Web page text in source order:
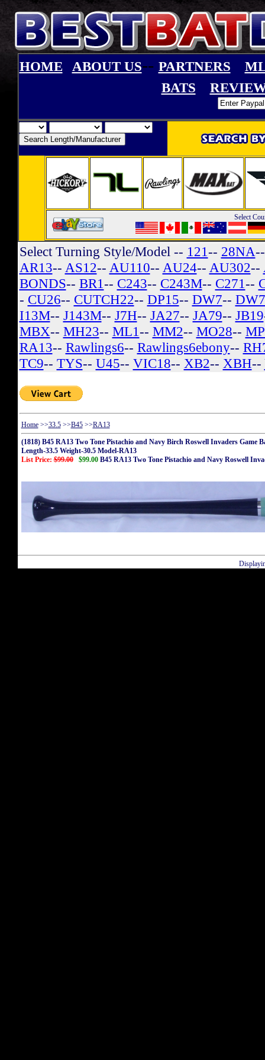
HOME ABOUT US-- PARTNERS
BATS
Select
Select Turning Style/Model -- 121-- 28NA
AR13-- AS12-- AU110-- AU24-- AU302--
BONDS-- BR1-- C243-- C243M-- C271--
- CU26-- CUTCH22-- DP15-- DW7--
I13M-- J143M-- J7H-- JA27-- JA79-- JB19
MBX-- MH23-- ML1-- MM2-- MO28--
RA13-- Rawlings6-- Rawlings6ebony--
TC9-- TYS-- U45-- VIC18-- XB2-- XBH--
Home>>33.5>>B45>>RA13
(1818) B45 RA13 Two Tone Pistachio and Navy Birch Roswell Invaders Game
Length-33.5 Weight-30.5 Model-RA13
List Price:$99.00 $99.00B45 RA13 Two Tone Pistachio and Navy Roswell